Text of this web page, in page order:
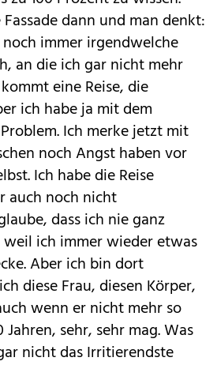
dann und man denkt:
immer irgendwelche
an die ich gar nicht mehr
eine Reise, die
ich habe ja mit dem
Ich merke jetzt mit
noch Angst haben vor
Ich habe die Reise
auch noch nicht
dass ich nie ganz
ich immer wieder etwas
Aber ich bin dort
diese Frau, diesen Körper,
wenn er nicht mehr so
sehr, sehr mag. Was
nicht das Irritierendste